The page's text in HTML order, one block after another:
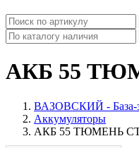
АКБ 55
ВАЗОВСКИЙ - База-
Аккумуляторы
АКБ 55 ТЮМЕНЬ